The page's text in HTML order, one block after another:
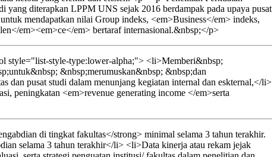
yang diterapkan LPPM UNS sejak 2016 berdampak pada upaya pusat
mendapatkan nilai Group indeks, <em>Business</em> indeks,
em><em>ce</em> bertaraf internasional.&nbsp;</p>
style="list-style-type:lower-alpha;"> <li>Memberi&nbsp;
&nbsp;merumuskan&nbsp; &nbsp;dan
pusat studi dalam menunjang kegiatan internal dan eskternal,</li>
peningkatan <em>revenue generating income </em>serta
di tingkat fakultas</strong> minimal selama 3 tahun terakhir.
selama 3 tahun terakhir</li> <li>Data kinerja atau rekam jejak